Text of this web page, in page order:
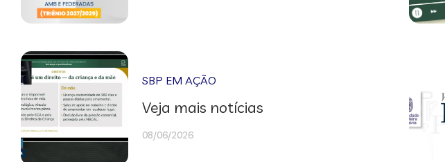
SBP EM AÇÃO
Veja mais notícias
08/06/2026